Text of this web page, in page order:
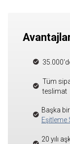
Tüm
teslimat
Başka
Eşitleme
20 yılı